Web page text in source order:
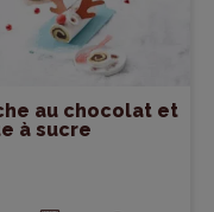
au chocolat et
à sucre